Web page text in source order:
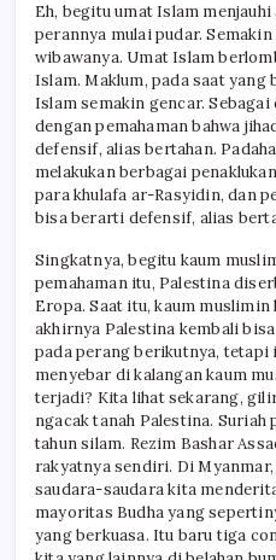
Eh, begitu umat Islam
perannya mulai pudar.
wibawanya. Umat Islam
Islam. Maklum, pada saat
Islam semakin gencar.
dengan pema­haman bahwa
defensif, alias bertahan.
melakukan berbagai
para khulafa ar-Rasyidin, dan
bisa berarti defensif, alias
Singkatnya, begitu kaum
pemahaman itu, Palestina
Eropa. Saat itu, kaum muslimin
akhirnya Palestina kembali
pada perang berikutnya, tetapi
menyebar di kalangan kaum
terjadi? Kita lihat sekarang,
ngacak tanah Palestina. Suriah
tahun silam. Rezim Bashar
rakyatnya sendiri. Di
saudara-saudara kita
mayoritas Budha yang
yang berkuasa. Itu baru tiga